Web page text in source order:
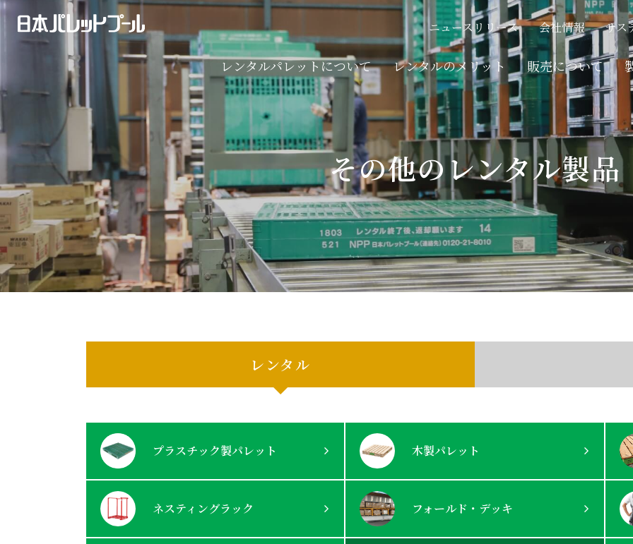
その他のレンタル製品
ニュースリリース 会社情報 サス
レンタルパレットについて
レンタルパレットの仕組み レンタルまでの流れ
導入事例
フクLOW
2024年問題特集
レンタルのメリット 販売について
プラスチック製パレット 木製パレット
ネスティングラック
フォールド・デッキ
発信機（位置情報サービス）
その他商品
パレット ネスティングラック
フクLOW
2024年問題特集
木製パレット
ネスティングラック
フォールド・デッキ
発信機（位置情報サービス）
その他商品
パレット ネスティングラック
ボード・ボックス
その他
レンタル
プラスチック製パレット 木製パレット
ネスティングラック フォールド・デッキ